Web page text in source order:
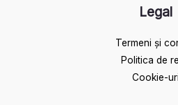
Legal
Termeni și
Politica de
Cookie-uri